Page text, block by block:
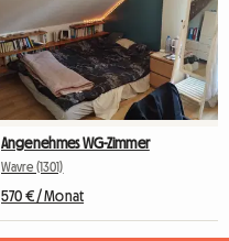
Angenehmes WG-Zimmer
Wavre (1301)
570 € / Monat